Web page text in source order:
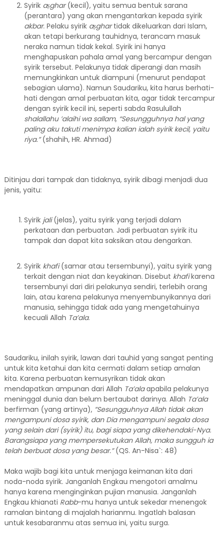
Syirik aṣghar(kecil), yaitu semua bentuk sarana
(perantara) yang akan mengantarkan kepada syirik
akbar. Pelaku syirik aṣghartidak dikeluarkan dari Islam,
akan tetapi berkurang tauhidnya, terancam masuk
neraka namun tidak kekal. Syirik ini hanya
menghapuskan pahala amal yang bercampur dengan
syirik tersebut. Pelakunya tidak diperangi dan masih
memungkinkan untuk diampuni (menurut pendapat
sebagian ulama). Namun Saudariku, kita harus berhati-
hati dengan amal perbuatan kita, agar tidak tercampur
dengan syirik kecil ini, seperti sabda Rasulullah
shalallahu ’alaihi wa sallam, “Sesungguhnya hal yang
paling aku takuti menimpa kalian ialah syirik kecil, yaitu
riya.”(shahih, HR. Ahmad)
Ditinjau dari tampak dan tidaknya, syirik dibagi menjadi dua
jenis, yaitu:
Syirik jali(jelas), yaitu syirik yang terjadi dalam
perkataan dan perbuatan. Jadi perbuatan syirik itu
tampak dan dapat kita saksikan atau dengarkan.
Syirik khafi(samar atau tersembunyi), yaitu syirik yang
terkait dengan niat dan keyakinan. Disebut khafikarena
tersembunyi dari diri pelakunya sendiri, terlebih orang
lain, atau karena pelakunya menyembunyikannya dari
manusia, sehingga tidak ada yang mengetahuinya
kecuali Allah Ta’ala.
Saudariku, inilah syirik, lawan dari tauhid yang sangat penting
untuk kita ketahui dan kita cermati dalam setiap amalan
kita. Karena perbuatan kemusyrikan tidak akan
mendapatkan ampunan dari Allah Ta’alaapabila pelakunya
meninggal dunia dan belum bertaubat darinya. Allah Ta’ala
berfirman (yang artinya), ”Sesungguhnya Allah tidak akan
mengampuni dosa syirik, dan Dia mengampuni segala dosa
yang selain dari (syirik) itu, bagi siapa yang dikehendaki-Nya.
Barangsiapa yang mempersekutukan Allah, maka sungguh ia
telah berbuat dosa yang besar.” (QS. An-Nisa`: 48)
Maka wajib bagi kita untuk menjaga keimanan kita dari
noda-noda syirik. Janganlah Engkau mengotori amalmu
hanya karena menginginkan pujian manusia. Janganlah
Engkau khianati Rabb-mu hanya untuk sekedar menengok
ramalan bintang di majalah harianmu. Ingatlah balasan
untuk kesabaranmu atas semua ini, yaitu surga.